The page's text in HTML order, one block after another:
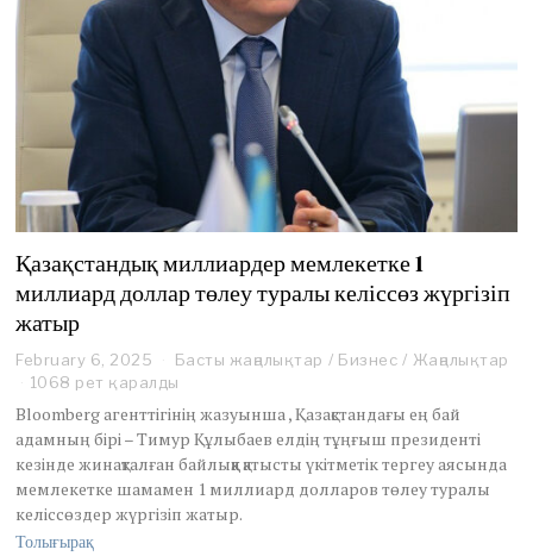
Қазақстандық миллиардер мемлекетке 1
миллиард доллар төлеу туралы келіссөз жүргізіп
жатыр
February 6, 2025
e
r
u
a
r
y
Басты жаңалықтар / Бизнес / Жаңалықтар
1068 рет қаралды
Bloomberg агенттігінің жазуынша , Қазақстандағы ең бай
адамның бірі – Тимур Құлыбаев елдің тұңғыш президенті
кезінде жинақталған байлыққа қатысты үкітметік тергеу аясында
мемлекетке шамамен 1 миллиард долларов төлеу туралы
келіссөздер жүргізіп жатыр.
Толығырақ